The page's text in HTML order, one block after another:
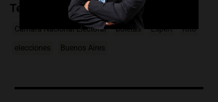
Temas
Cámara Nacional Electoral boletas Espert foto
elecciones Buenos Aires